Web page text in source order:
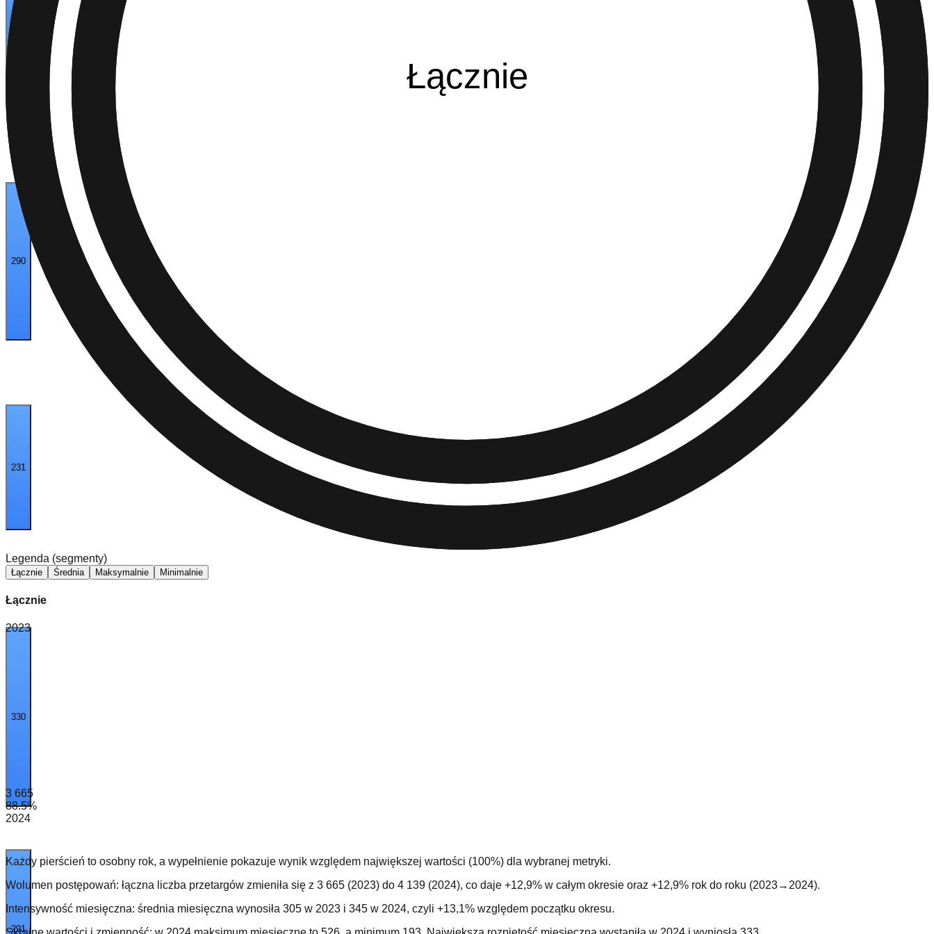
290
231
330
291
Łącznie
Legenda (segmenty)
Łącznie Średnia Maksymalnie Minimalnie
Łącznie
2023
3 665
88.5%
2024
Każdy pierścień to osobny rok, a wypełnienie pokazuje wynik względem największej wartości (100%) dla wybranej metryki.
Wolumen postępowań: łączna liczba przetargów zmieniła się z 3 665 (2023) do 4 139 (2024), co daje +12,9% w całym okresie oraz +12,9% rok do roku (2023→2024).
Intensywność miesięczna: średnia miesięczna wynosiła 305 w 2023 i 345 w 2024, czyli +13,1% względem początku okresu.